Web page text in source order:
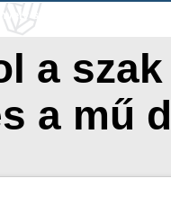
szerint
a
a mű